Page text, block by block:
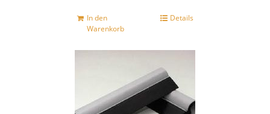
In den
Warenkorb
Details